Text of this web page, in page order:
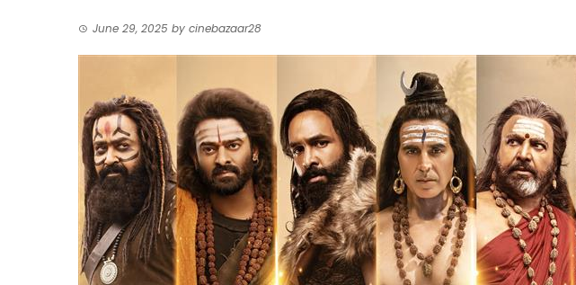
June 29, 2025 by cinebazaar28